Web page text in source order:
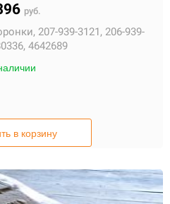
руб.
207-939-3121, 206-939-
4642689
в корзину